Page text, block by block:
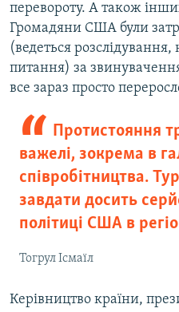
перевороту. А також інших
Громадяни США були
(ведеться розслідування,
питання) за
все зараз просто
Протистояння
важелі, зокрема в
співробітництва.
завдати досить
політиці США в
Тогрул Ісмаїл
Керівництво країни,